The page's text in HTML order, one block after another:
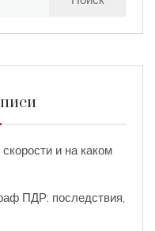
и на каком
ПДР: последствия,